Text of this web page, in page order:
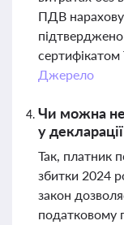
ПДВ
Джерело
Чи можна не
у
Так, платник
збитки 2024
закон
податковому